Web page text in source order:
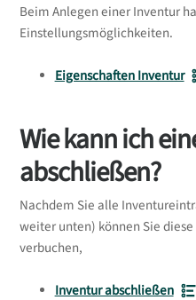
Beim Anlegen einer Inventur
Einstellungsmöglichkeiten.
Eigenschaften Inventur
Wie kann ich
abschließen?
Nachdem Sie alle
weiter unten) können Sie
verbuchen,
Inventur abschließen